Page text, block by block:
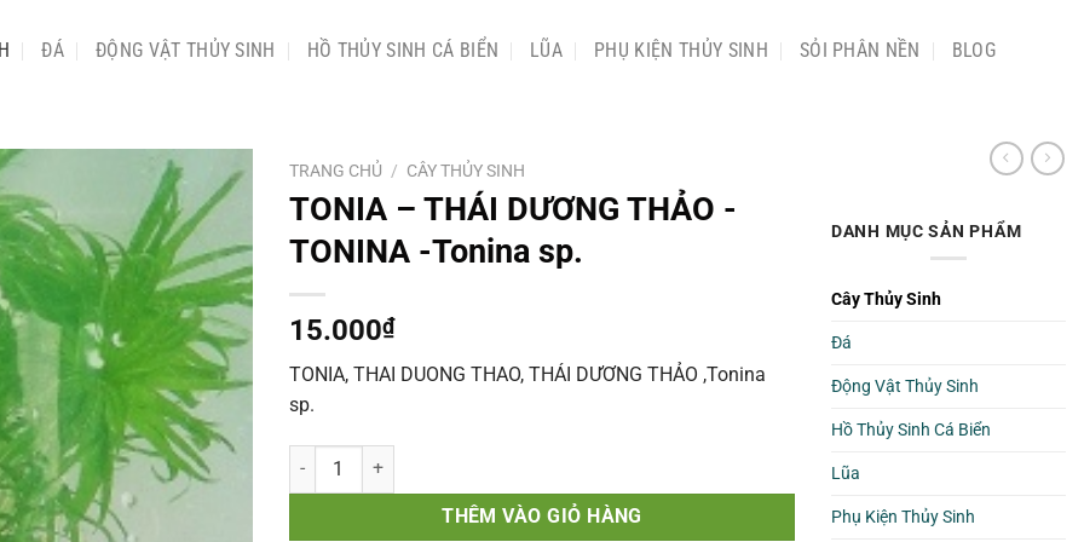
ĐÁ ĐỘNG VẬT THỦY SINH HỒ THỦY SINH CÁ BIỂN LŨA PHỤ KIỆN THỦY SINH SỎI PHÂN NỀN BLOG
TRANG CHỦ / CÂY THỦY SINH
TONIA – THÁI DƯƠNG THẢO -
TONINA -Tonina sp.
15.000₫
TONIA, THAI DUONG THAO, THÁI DƯƠNG THẢO ,Tonina
sp.
TONIA - THÁI DƯƠNG THẢO -TONINA -Tonina sp. số lượng
THÊM VÀO GIỎ HÀNG
DANH MỤC SẢN PHẨM
Cây Thủy Sinh
Đá
Động Vật Thủy Sinh
Hồ Thủy Sinh Cá Biển
Lũa
Phụ Kiện Thủy Sinh